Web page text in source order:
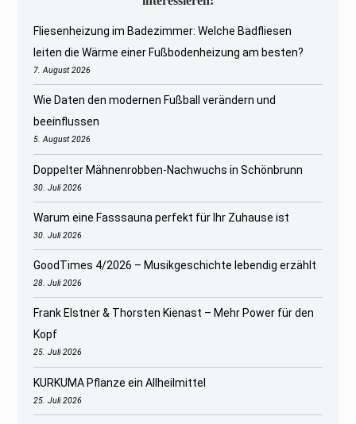
Fliesenheizung im Badezimmer: Welche Badfliesen
leiten die Wärme einer Fußbodenheizung am besten?
7. August 2026
Wie Daten den modernen Fußball verändern und
beeinflussen
5. August 2026
Doppelter Mähnenrobben-Nachwuchs in Schönbrunn
30. Juli 2026
Warum eine Fasssauna perfekt für Ihr Zuhause ist
30. Juli 2026
GoodTimes 4/2026 – Musikgeschichte lebendig erzählt
28. Juli 2026
Frank Elstner & Thorsten Kienast – Mehr Power für den
Kopf
25. Juli 2026
KURKUMA Pflanze ein Allheilmittel
25. Juli 2026